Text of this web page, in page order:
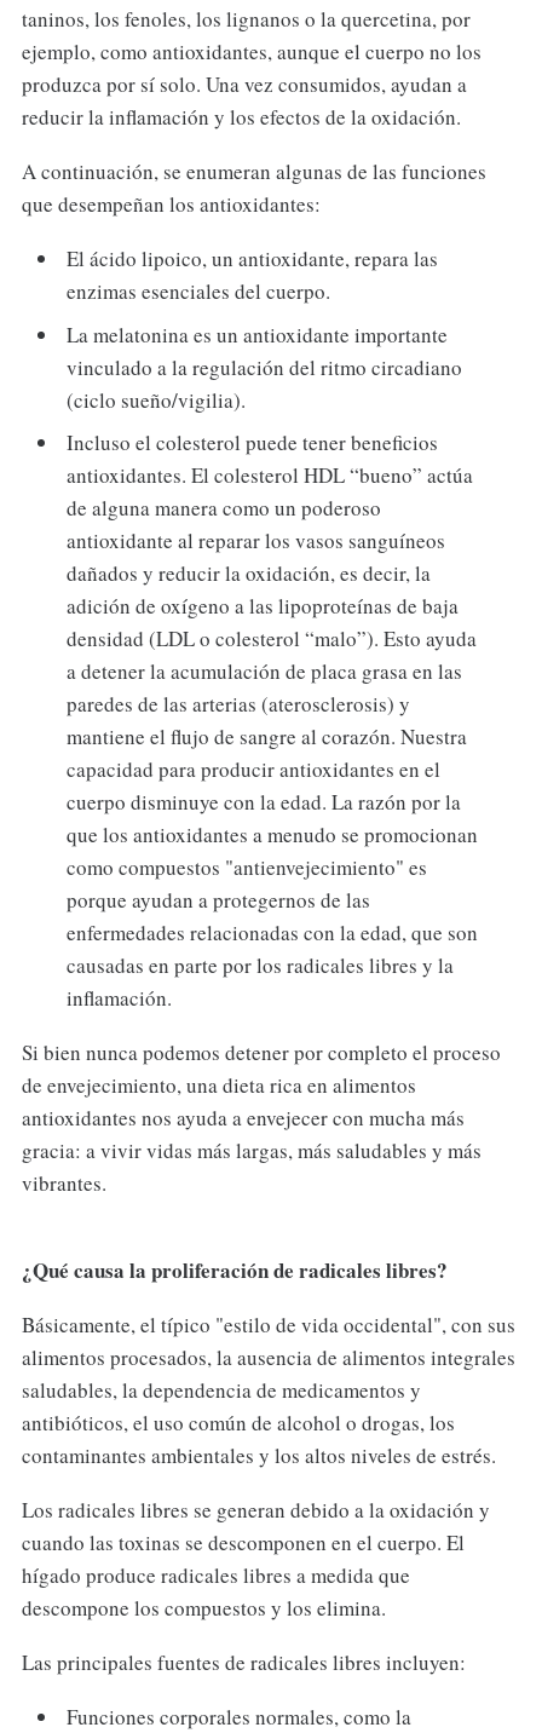
taninos, los fenoles, los lignanos o la quercetina, por
ejemplo, como antioxidantes, aunque el cuerpo no los
produzca por sí solo. Una vez consumidos, ayudan a
reducir la inflamación y los efectos de la oxidación.
A continuación, se enumeran algunas de las funciones
que desempeñan los antioxidantes:
El ácido lipoico, un antioxidante, repara las
enzimas esenciales del cuerpo.
La melatonina es un antioxidante importante
vinculado a la regulación del ritmo circadiano
(ciclo sueño/vigilia).
Incluso el colesterol puede tener beneficios
antioxidantes. El colesterol HDL “bueno” actúa
de alguna manera como un poderoso
antioxidante al reparar los vasos sanguíneos
dañados y reducir la oxidación, es decir, la
adición de oxígeno a las lipoproteínas de baja
densidad (LDL o colesterol “malo”). Esto ayuda
a detener la acumulación de placa grasa en las
paredes de las arterias (aterosclerosis) y
mantiene el flujo de sangre al corazón. Nuestra
capacidad para producir antioxidantes en el
cuerpo disminuye con la edad. La razón por la
que los antioxidantes a menudo se promocionan
como compuestos "antienvejecimiento" es
porque ayudan a protegernos de las
enfermedades relacionadas con la edad, que son
causadas en parte por los radicales libres y la
inflamación.
Si bien nunca podemos detener por completo el proceso
de envejecimiento, una dieta rica en alimentos
antioxidantes nos ayuda a envejecer con mucha más
gracia: a vivir vidas más largas, más saludables y más
vibrantes.
¿Qué causa la proliferación de radicales libres?
Básicamente, el típico "estilo de vida occidental", con sus
alimentos procesados, la ausencia de alimentos integrales
saludables, la dependencia de medicamentos y
antibióticos, el uso común de alcohol o drogas, los
contaminantes ambientales y los altos niveles de estrés.
Los radicales libres se generan debido a la oxidación y
cuando las toxinas se descomponen en el cuerpo. El
hígado produce radicales libres a medida que
descompone los compuestos y los elimina.
Las principales fuentes de radicales libres incluyen:
Funciones corporales normales, como la